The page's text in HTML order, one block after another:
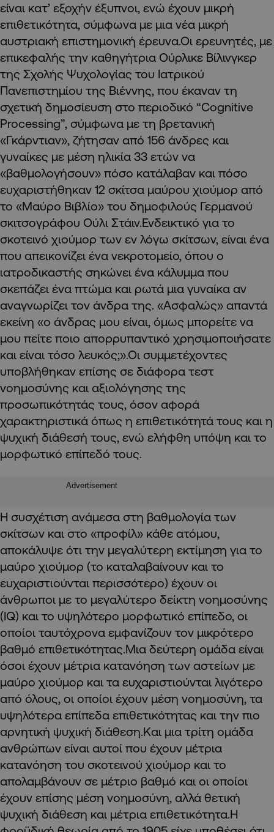
είναι κατ’ εξοχήν έξυπνοι, ενώ έχουν μικρή
επιθετικότητα, σύμφωνα με μια νέα μικρή
αυστριακή επιστημονική έρευνα.Οι ερευνητές, με
επικεφαλής την καθηγήτρια Ούρλικε Βίλινγκερ
της Σχολής Ψυχολογίας του Ιατρικού
Πανεπιστημίου της Βιέννης, που έκαναν τη
σχετική δημοσίευση στο περιοδικό “Cognitive
Processing”, σύμφωνα με τη βρετανική
«Γκάρντιαν», ζήτησαν από 156 άνδρες και
γυναίκες με μέση ηλικία 33 ετών να
«βαθμολογήσουν» πόσο κατάλαβαν και πόσο
ευχαριστήθηκαν 12 σκίτσα μαύρου χιούμορ από
το «Μαύρο Βιβλίο» του δημοφιλούς Γερμανού
σκιτσογράφου Ούλι Στάιν.Ενδεικτικό για το
σκοτεινό χιούμορ των εν λόγω σκίτσων, είναι ένα
που απεικονίζει ένα νεκροτομείο, όπου ο
ιατροδικαστής σηκώνει ένα κάλυμμα που
σκεπάζει ένα πτώμα και ρωτά μια γυναίκα αν
αναγνωρίζει τον άνδρα της. «Ασφαλώς» απαντά
εκείνη «ο άνδρας μου είναι, όμως μπορείτε να
μου πείτε ποιο απορρυπαντικό χρησιμοποιήσατε
και είναι τόσο λευκός;».Οι συμμετέχοντες
υποβλήθηκαν επίσης σε διάφορα τεστ
νοημοσύνης και αξιολόγησης της
προσωπικότητάς τους, όσον αφορά
χαρακτηριστικά όπως η επιθετικότητά τους και η
ψυχική διάθεσή τους, ενώ ελήφθη υπόψη και το
μορφωτικό επίπεδό τους.
Advertisement
Η συσχέτιση ανάμεσα στη βαθμολογία των
σκίτσων και στο «προφίλ» κάθε ατόμου,
αποκάλυψε ότι την μεγαλύτερη εκτίμηση για το
μαύρο χιούμορ (το καταλαβαίνουν και το
ευχαριστιούνται περισσότερο) έχουν οι
άνθρωποι με το μεγαλύτερο δείκτη νοημοσύνης
(IQ) και το υψηλότερο μορφωτικό επίπεδο, οι
οποίοι ταυτόχρονα εμφανίζουν τον μικρότερο
βαθμό επιθετικότητας.Μια δεύτερη ομάδα είναι
όσοι έχουν μέτρια κατανόηση των αστείων με
μαύρο χιούμορ και τα ευχαριστιούνται λιγότερο
από όλους, οι οποίοι έχουν μέση νοημοσύνη, τα
υψηλότερα επίπεδα επιθετικότητας και την πιο
αρνητική ψυχική διάθεση.Και μια τρίτη ομάδα
ανθρώπων είναι αυτοί που έχουν μέτρια
κατανόηση του σκοτεινού χιούμορ και το
απολαμβάνουν σε μέτριο βαθμό και οι οποίοι
έχουν επίσης μέση νοημοσύνη, αλλά θετική
ψυχική διάθεση και μέτρια επιθετικότητα.Η